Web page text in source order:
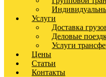
Услуги
Доставка
Деловые
Услуги
Цены
Статьи
Контакты